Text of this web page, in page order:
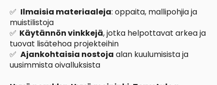
✅ Ilmaisia materiaaleja: oppaita, mallipohjia ja
muistilistoja
✅ Käytännön vinkkejä, jotka helpottavat arkea ja
tuovat lisätehoa projekteihin
✅ Ajankohtaisia nostoja alan kuulumisista ja
uusimmista oivalluksista